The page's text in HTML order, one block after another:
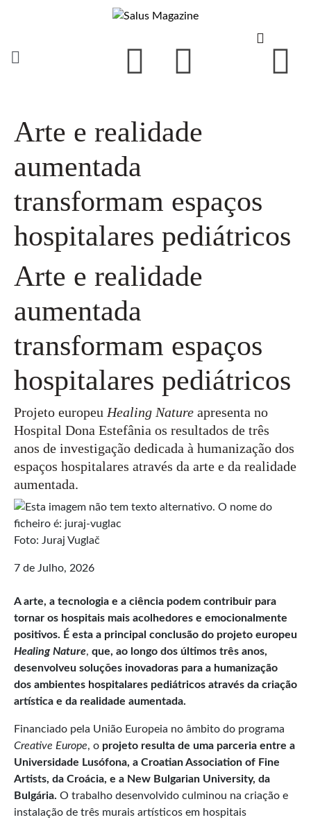
Arte e realidade
aumentada
transformam espaços
hospitalares pediátricos
Arte e realidade
aumentada
transformam espaços
hospitalares pediátricos
Projeto europeu Healing Nature apresenta no
Hospital Dona Estefânia os resultados de três
anos de investigação dedicada à humanização dos
espaços hospitalares através da arte e da realidade
aumentada.
Foto: Juraj Vuglač
7 de Julho, 2026
A arte, a tecnologia e a ciência podem contribuir para
tornar os hospitais mais acolhedores e emocionalmente
positivos. É esta a principal conclusão do projeto europeu
Healing Nature, que, ao longo dos últimos três anos,
desenvolveu soluções inovadoras para a humanização
dos ambientes hospitalares pediátricos através da criação
artística e da realidade aumentada.
Financiado pela União Europeia no âmbito do programa
Creative Europe, o projeto resulta de uma parceria entre a
Universidade Lusófona, a Croatian Association of Fine
Artists, da Croácia, e a New Bulgarian University, da
Bulgária. O trabalho desenvolvido culminou na criação e
instalação de três murais artísticos em hospitais